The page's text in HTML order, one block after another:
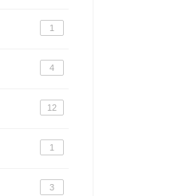
1
4
12
1
3